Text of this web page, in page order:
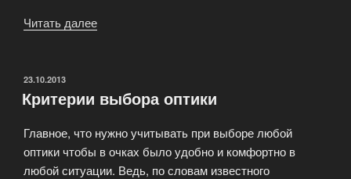
Читать далее
компьютерные
ОПУБЛИКОВАНО
23.10.2013
Критерии выбора оптики
Главное, что нужно учитывать при выборе любой
оптики чтобы в очках было удобно и комфортно в
любой ситуации. Ведь, по словам известного